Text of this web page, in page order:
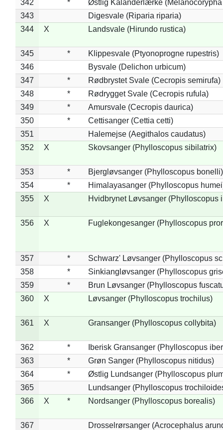
342
*
Østlig Kalanderlærke (Melanocorypha
343
Digesvale (Riparia riparia)
344
X Landsvale (Hirundo rustica)
345 *
Klippesvale (Ptyonoprogne rupestris)
346
Bysvale (Delichon urbicum)
347
*
Rødbrystet Svale (Cecropis semirufa)
348
*
Rødrygget Svale (Cecropis rufula)
349
*
Amursvale (Cecropis daurica)
350
*
Cettisanger (Cettia cetti)
351
Halemejse (Aegithalos caudatus)
352
X Skovsanger (Phylloscopus sibilatrix)
353 *
Bjergløvsanger (Phylloscopus bonelli)
354
*
Himalayasanger (Phylloscopus
355
X Hvidbrynet Løvsanger (Phylloscopus
356 X Fuglekongesanger (Phylloscopus
357 *
Schwarz' Løvsanger (Phylloscopus
358
*
Sinkiangløvsanger (Phylloscopus
359
*
Brun Løvsanger (Phylloscopus
360
X Løvsanger (Phylloscopus trochilus)
361 X Gransanger (Phylloscopus collybita)
362 *
Iberisk Gransanger (Phylloscopus
363
*
Grøn Sanger (Phylloscopus nitidus)
364
*
Østlig Lundsanger (Phylloscopus
365
Lundsanger (Phylloscopus
366
X * Nordsanger (Phylloscopus borealis)
367
Drosselrørsanger (Acrocephalus